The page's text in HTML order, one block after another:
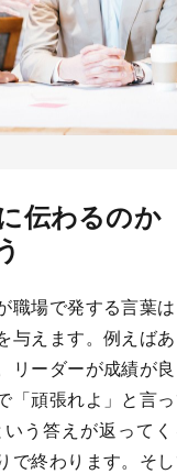
伝わるのか
職場で発する言葉
与えます。例えば
リーダーが成績が
頑張れよ」と言っ
う答えが返って
で終わります。そ